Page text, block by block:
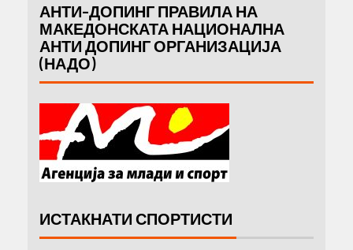
АНТИ-ДОПИНГ ПРАВИЛА НА
МАКЕДОНСКАТА НАЦИОНАЛНА
АНТИ ДОПИНГ ОРГАНИЗАЦИЈА
(НАДО)
ИСТАКНАТИ СПОРТИСТИ